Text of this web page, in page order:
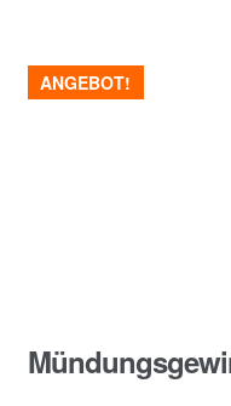
ANGEBOT!